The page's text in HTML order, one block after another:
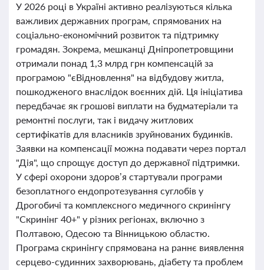
У 2026 році в Україні активно реалізуються кілька
важливих державних програм, спрямованих на
соціально-економічний розвиток та підтримку
громадян. Зокрема, мешканці Дніпропетровщини
отримали понад 1,3 млрд грн компенсацій за
програмою "єВідновлення" на відбудову житла,
пошкодженого внаслідок воєнних дій. Ця ініціатива
передбачає як грошові виплати на будматеріали та
ремонтні послуги, так і видачу житлових
сертифікатів для власників зруйнованих будинків.
Заявки на компенсації можна подавати через портал
"Дія", що спрощує доступ до державної підтримки.
У сфері охорони здоров’я стартували програми
безоплатного ендопротезування суглобів у
Дрогобичі та комплексного медичного скринінгу
"Скринінг 40+" у різних регіонах, включно з
Полтавою, Одесою та Вінницькою областю.
Програма скринінгу спрямована на раннє виявлення
серцево-судинних захворювань, діабету та проблем